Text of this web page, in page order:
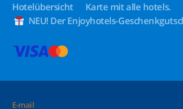
Hotelübersicht Karte mit alle hotels.
NEU! Der Enjoyhotels-
E-mail